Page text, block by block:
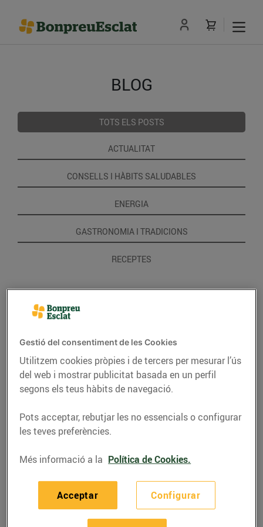
BLOG
TOTS ELS POSTS
ACTUALITAT
CONSELLS I HÀBITS SALUDABLES
ENERGIA
GASTRONOMIA I TRADICIONS
RECEPTES
CONSELLS I HÀBITS SALUDABLES
Beneficis de consumir
peix i marisc
03/de febrer/2017
Gestió del consentiment de les Cookies
Utilitzem cookies pròpies i de tercers per mesurar l’ús
del web i mostrar publicitat basada en un perfil
segons els teus hàbits de navegació.
Pots acceptar, rebutjar les no essencials o configurar
les teves preferències.
Més informació a la Política de Cookies.
Configurar
Acceptar